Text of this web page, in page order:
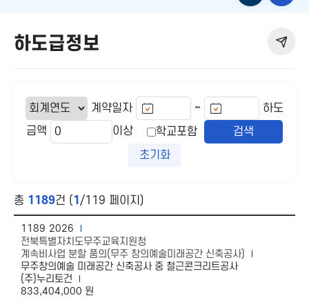
하도급정보
계약일자 ~
하도
금액
이상
학교포함
초기화
총 1189건 ( 1 /119 페이지)
1189 2026
전북특별자치도무주교육지원청
계속비사업 분할 품의(무주 창의예술미래공간 신축공사)
무주창의예술 미래공간 신축공사 중 철근콘크리트공사
(주)누리토건
833,404,000 원